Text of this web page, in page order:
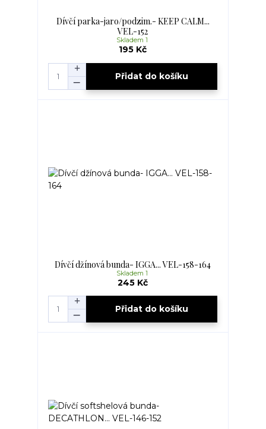
Dívčí parka-jaro/podzim.- KEEP CALM...
VEL-152
195 Kč
Skladem 1
Přidat do košíku
Dívčí džínová bunda- IGGA... VEL-158-164
245 Kč
Skladem 1
Přidat do košíku